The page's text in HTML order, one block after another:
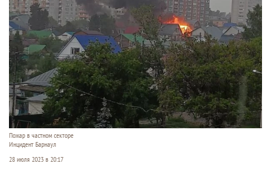
Пожар в частном секторе
Инцидент Барнаул
28 июля 2023 в 20:17